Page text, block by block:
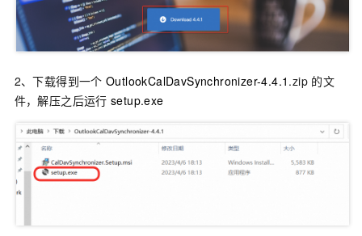
2、下载得到一个 OutlookCalDavSynchronizer-4.4.1 .zip 的文
件，解压之后运行 setup.exe